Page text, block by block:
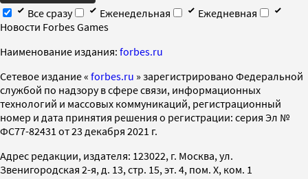
Все сразу
Еженедельная
Ежедневная
Новости Forbes Games
Наименование издания: forbes.ru
Cетевое издание « forbes.ru » зарегистрировано Федеральной
службой по надзору в сфере связи, информационных
технологий и массовых коммуникаций, регистрационный
номер и дата принятия решения о регистрации: серия Эл №
ФС77-82431 от 23 декабря 2021 г.
Адрес редакции, издателя: 123022, г. Москва, ул.
Звенигородская 2-я, д. 13, стр. 15, эт. 4, пом. X, ком. 1